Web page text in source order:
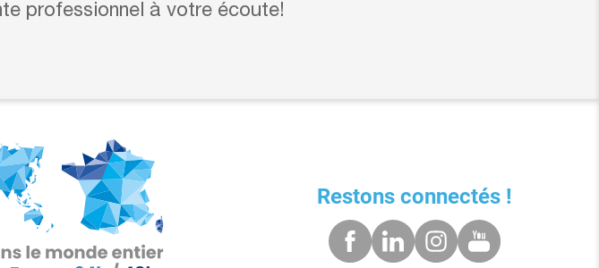
professionnel à votre écoute!
Restons connectés !